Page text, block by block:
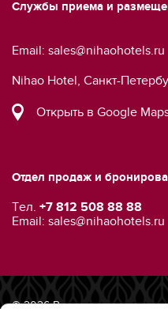
Службы приема и
Email: sales@nihaohotels.ru
Nihao Hotel, Санкт-
Открыть в Google
Отдел продаж и
Tел. +7 812 508 88 88
Email: sales@nihaohotels.ru
© 2026 Все права защищены.